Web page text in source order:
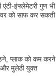
एंटी-इंफ्लेमेटरी गुण भी
को साफ कर सकती
प्लाक को कम करने
मुलेठी युक्त